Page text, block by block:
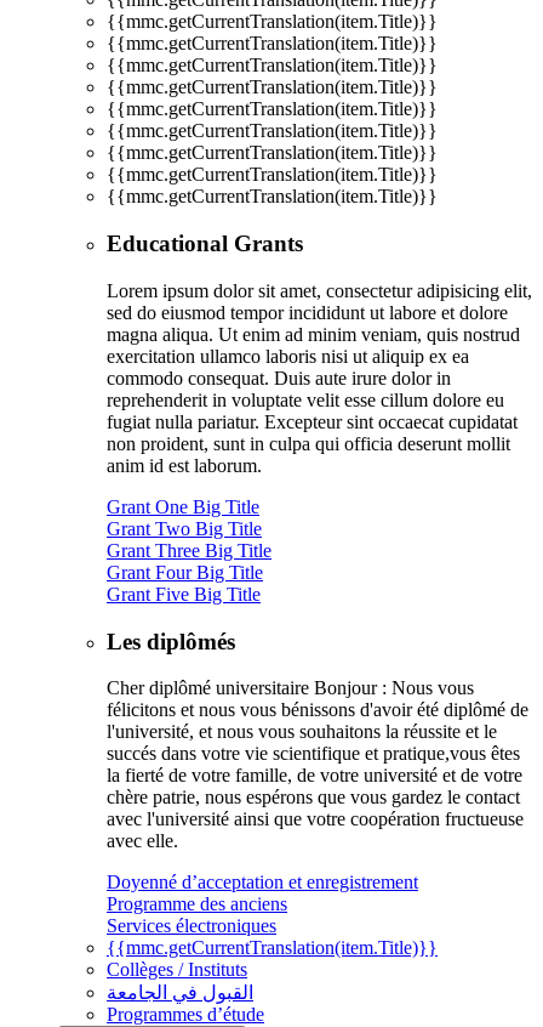
{{mmc.getCurrentTranslation(item.Title)}}
{{mmc.getCurrentTranslation(item.Title)}}
{{mmc.getCurrentTranslation(item.Title)}}
{{mmc.getCurrentTranslation(item.Title)}}
{{mmc.getCurrentTranslation(item.Title)}}
{{mmc.getCurrentTranslation(item.Title)}}
{{mmc.getCurrentTranslation(item.Title)}}
{{mmc.getCurrentTranslation(item.Title)}}
{{mmc.getCurrentTranslation(item.Title)}}
Educational Grants
Lorem ipsum dolor sit amet, consectetur adipisicing elit,
sed do eiusmod tempor incididunt ut labore et dolore
magna aliqua. Ut enim ad minim veniam, quis nostrud
exercitation ullamco laboris nisi ut aliquip ex ea
commodo consequat. Duis aute irure dolor in
reprehenderit in voluptate velit esse cillum dolore eu
fugiat nulla pariatur. Excepteur sint occaecat cupidatat
non proident, sunt in culpa qui officia deserunt mollit
anim id est laborum.
Grant One Big Title
Grant Two Big Title
Grant Three Big Title
Grant Four Big Title
Grant Five Big Title
Les diplômés
Cher diplômé universitaire Bonjour : Nous vous
félicitons et nous vous bénissons d'avoir été diplômé de
l'université, et nous vous souhaitons la réussite et le
succés dans votre vie scientifique et pratique,vous êtes
la fierté de votre famille, de votre université et de votre
chère patrie, nous espérons que vous gardez le contact
avec l'université ainsi que votre coopération fructueuse
avec elle.
Doyenné d’acceptation et enregistrement
Programme des anciens
Services électroniques
{{mmc.getCurrentTranslation(item.Title)}}
Collèges / Instituts
القبول في الجامعة
Programmes d’étude